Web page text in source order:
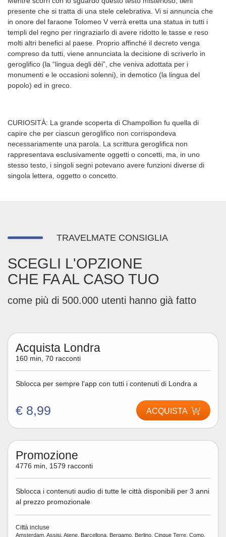
presente che si tratta di una stele celebrativa. Vi si annuncia che
in onore del faraone Tolomeo V verrà eretta una statua in tutti i
templi del regno per ringraziarlo di avere ridotto le tasse e reso
molti altri benefici al paese. Proprio affinché il decreto venga
compreso da tutti, viene annunciata la decisione di scriverlo in
geroglifico (la “lingua degli dèi”, che veniva adottata per i
monumenti e le occasioni solenni), in demotico (la lingua del
popolo) ed in greco.
CURIOSITÀ: La grande scoperta di Champollion fu quella di
capire che per ciascun geroglifico non corrispondeva
necessariamente una parola. La scrittura geroglifica non
rappresentava esclusivamente oggetti o concetti, ma, in uno
stesso testo, i singoli segni potevano avere funzioni diverse di
singola lettera, oggetto o concetto.
TRAVELMATE CONSIGLIA
SCEGLI L'OPZIONE
CHE FA AL CASO TUO
come più di 500.000 utenti hanno già fatto
Acquista Londra
160 min, 70 racconti
Sblocca per sempre l'app con tutti i contenuti di Londra a
€ 8,99 ACQUISTA
Promozione
4776 min, 1579 racconti
Sblocca i contenuti audio di tutte le città disponibili per 3 anni
al prezzo promozionale
Città incluse
Amsterdam, Assisi, Atene, Barcellona, Bergamo, Berlino, Cinque Terre, Como,